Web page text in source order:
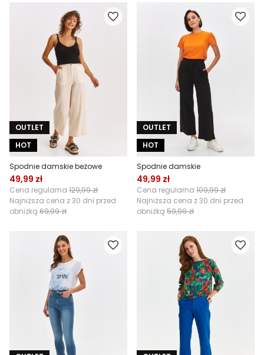
OUTLET
HOT
Spodnie damskie beżowe
49,99 zł
Cena regularna 129,99 zł
Najniższa cena z 30 dni przed
obniżką 69,99 zł
OUTLET
HOT
Spodnie damskie
49,99 zł
Cena regularna 109,99 zł
Najniższa cena z 30 dni przed
obniżką 59,99 zł